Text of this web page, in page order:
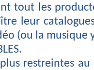
tout les
leur
(ou la musique
plus restreintes